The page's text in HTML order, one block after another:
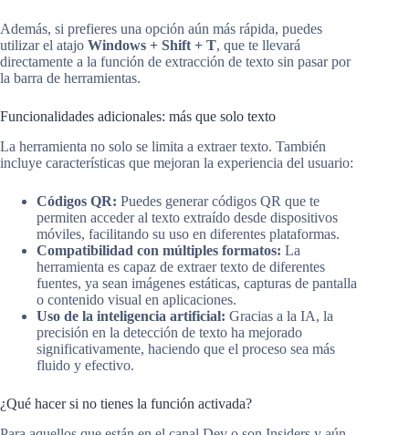
Además, si prefieres una opción aún más rápida, puedes
utilizar el atajo Windows + Shift + T, que te llevará
directamente a la función de extracción de texto sin pasar por
la barra de herramientas.
Funcionalidades adicionales: más que solo texto
La herramienta no solo se limita a extraer texto. También
incluye características que mejoran la experiencia del usuario:
Códigos QR: Puedes generar códigos QR que te
permiten acceder al texto extraído desde dispositivos
móviles, facilitando su uso en diferentes plataformas.
Compatibilidad con múltiples formatos: La
herramienta es capaz de extraer texto de diferentes
fuentes, ya sean imágenes estáticas, capturas de pantalla
o contenido visual en aplicaciones.
Uso de la inteligencia artificial: Gracias a la IA, la
precisión en la detección de texto ha mejorado
significativamente, haciendo que el proceso sea más
fluido y efectivo.
¿Qué hacer si no tienes la función activada?